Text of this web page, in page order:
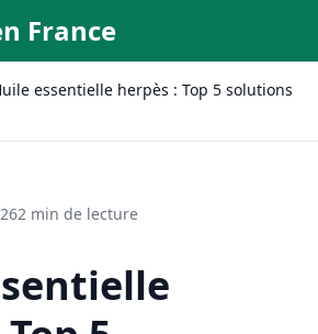
France
essentielle herpès : Top 5 solutions
2 min de lecture